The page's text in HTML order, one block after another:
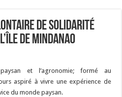
de Solidarité
de Mindanao
et l’agronomie; formé au
aspiré à vivre une expérience de
du monde paysan.